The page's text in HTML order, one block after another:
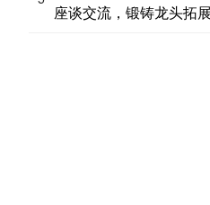
座谈交流，锻铸龙头拓